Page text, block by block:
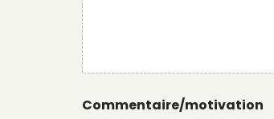
Commentaire/motivation